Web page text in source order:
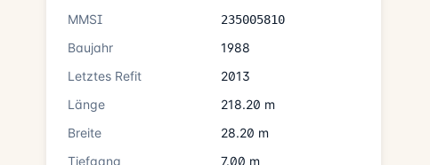
MMSI 235005810
Baujahr
1988
Letztes Refit
2013
Länge
218.20 m
Breite
28.20 m
Tiefgang
7.00 m